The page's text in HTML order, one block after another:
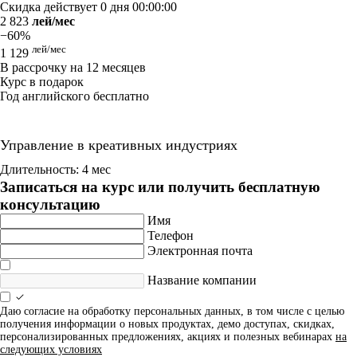
Скидка действует 0 дня 00:00:00
2 823 лей/мес
−60%
1 129 лей/мес
В рассрочку на 12 месяцев
Курс в подарок
Год английского бесплатно
Управление в креативных индустриях
Длительность: 4 мес
Записаться на курс или получить бесплатную
консультацию
Имя
Телефон
Электронная почта
Название компании
Даю согласие на обработку персональных данных, в том числе с целью
получения информации о новых продуктах, демо доступах, скидках,
персонализированных предложениях, акциях и полезных вебинарах на
следующих условиях